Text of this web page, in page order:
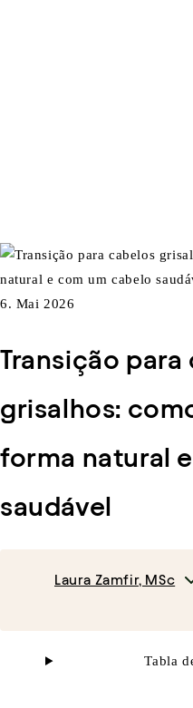
6. Mai 2026
Transição para
grisalhos:
forma natural
saudável
Laura Zamfir, MSc
Tabla